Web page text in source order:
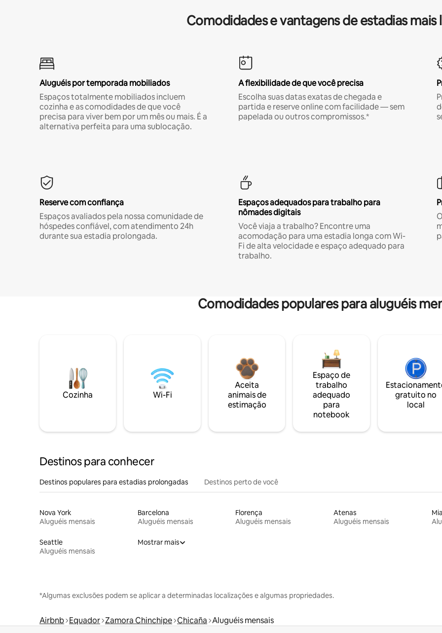
Comodidades e vantagens de estadias mais
Aluguéis por temporada mobiliados
Espaços totalmente mobiliados incluem
cozinha e as comodidades de que você
precisa para viver bem por um mês ou mais. É a
alternativa perfeita para uma sublocação.
A flexibilidade de que você precisa
Escolha suas datas exatas de chegada e
partida e reserve online com facilidade — sem
papelada ou outros compromissos.*
Reserve com confiança
Espaços avaliados pela nossa comunidade de
hóspedes confiável, com atendimento 24h
durante sua estadia prolongada.
Espaços adequados para trabalho para
nômades digitais
Você viaja a trabalho? Encontre uma
acomodação para uma estadia longa com Wi-
Fi de alta velocidade e espaço adequado para
trabalho.
Comodidades populares para aluguéis
Cozinha Wi-Fi
Aceita
animais de
estimação
Espaço de
trabalho
adequado
para
notebook
gratuito no
local
Destinos para conhecer
Destinos populares para estadias prolongadas Destinos perto de você
Nova York
Aluguéis mensais
Barcelona
Aluguéis mensais
Florença
Aluguéis mensais
Atenas
Aluguéis mensais
Seattle
Aluguéis mensais
Mostrar mais
*Algumas exclusões podem se aplicar a determinadas localizações e algumas propriedades.
Airbnb Equador Zamora Chinchipe Chicaña Aluguéis mensais